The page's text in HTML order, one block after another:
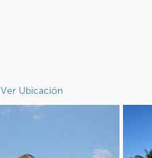
Ver Ubicación